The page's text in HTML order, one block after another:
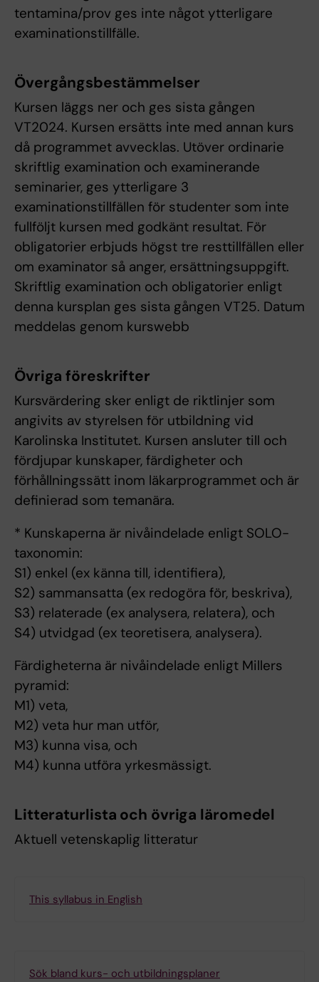
tentamina/prov ges inte något ytterligare
examinationstillfälle.
Övergångsbestämmelser
Kursen läggs ner och ges sista gången
VT2024. Kursen ersätts inte med annan kurs
då programmet avvecklas. Utöver ordinarie
skriftlig examination och examinerande
seminarier, ges ytterligare 3
examinationstillfällen för studenter som inte
fullföljt kursen med godkänt resultat. För
obligatorier erbjuds högst tre resttillfällen eller
om examinator så anger, ersättningsuppgift.
Skriftlig examination och obligatorier enligt
denna kursplan ges sista gången VT25. Datum
meddelas genom kurswebb
Övriga föreskrifter
Kursvärdering sker enligt de riktlinjer som
angivits av styrelsen för utbildning vid
Karolinska Institutet. Kursen ansluter till och
fördjupar kunskaper, färdigheter och
förhållningssätt inom läkarprogrammet och är
definierad som temanära.
* Kunskaperna är nivåindelade enligt SOLO-
taxonomin:
S1) enkel (ex känna till, identifiera),
S2) sammansatta (ex redogöra för, beskriva),
S3) relaterade (ex analysera, relatera), och
S4) utvidgad (ex teoretisera, analysera).
Färdigheterna är nivåindelade enligt Millers
pyramid:
M1) veta,
M2) veta hur man utför,
M3) kunna visa, och
M4) kunna utföra yrkesmässigt.
Litteraturlista och övriga läromedel
Aktuell vetenskaplig litteratur
This syllabus in English
Sök bland kurs- och utbildningsplaner